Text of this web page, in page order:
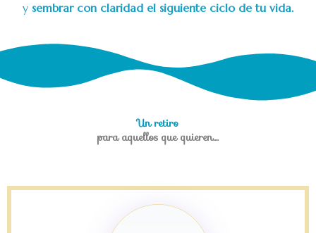
y sembrar con claridad el siguiente ciclo de tu vida.
Un retiro
para aquellos que quieren....